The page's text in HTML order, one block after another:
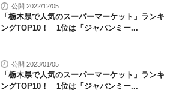
公開 2022/12/05
「栃木県で人気のスーパーマーケット」ランキ
ングTOP10！ 1位は「ジャパンミー...
公開 2023/01/05
「栃木県で人気のスーパーマーケット」ランキ
ングTOP10！ 1位は「ジャパンミー...